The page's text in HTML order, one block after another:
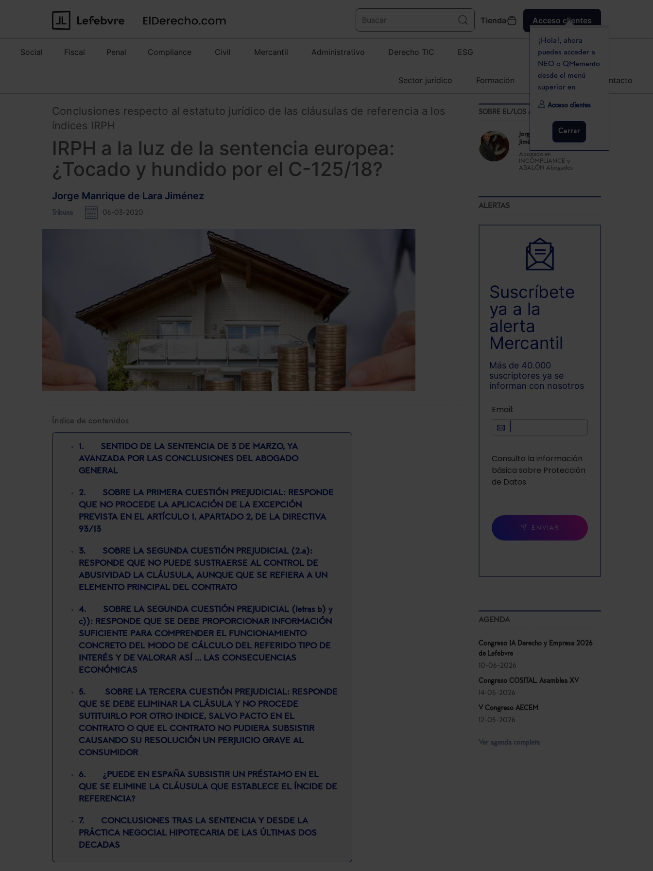
Tienda Acceso clientes
¡Hola!, ahora
puedes acceder a
NEO o QMemento
desde el menú
superior en
Acceso clientes
Cerrar
Social Fiscal Penal Compliance Civil Mercantil Administrativo Derecho TIC ESG
Sector jurídico Formación Agenda Contacto
Conclusiones respecto al estatuto jurídico de las cláusulas de referencia a los
índices IRPH
IRPH a la luz de la sentencia europea:
¿Tocado y hundido por el C-125/18?
Jorge Manrique de Lara Jiménez
Tribuna 06-03-2020
Índice de contenidos
1. SENTIDO DE LA SENTENCIA DE 3 DE MARZO, YA
AVANZADA POR LAS CONCLUSIONES DEL ABOGADO
GENERAL
2. SOBRE LA PRIMERA CUESTIÓN PREJUDICIAL: RESPONDE
QUE NO PROCEDE LA APLICACIÓN DE LA EXCEPCIÓN
PREVISTA EN EL ARTÍCULO 1, APARTADO 2, DE LA DIRECTIVA
93/13
3. SOBRE LA SEGUNDA CUESTIÓN PREJUDICIAL (2.a):
RESPONDE QUE NO PUEDE SUSTRAERSE AL CONTROL DE
ABUSIVIDAD LA CLÁUSULA, AUNQUE QUE SE REFIERA A UN
ELEMENTO PRINCIPAL DEL CONTRATO
4. SOBRE LA SEGUNDA CUESTIÓN PREJUDICIAL (letras b) y
c)): RESPONDE QUE SE DEBE PROPORCIONAR INFORMACIÓN
SUFICIENTE PARA COMPRENDER EL FUNCIONAMIENTO
CONCRETO DEL MODO DE CÁLCULO DEL REFERIDO TIPO DE
INTERÉS Y DE VALORAR ASÍ … LAS CONSECUENCIAS
ECONÓMICAS
5. SOBRE LA TERCERA CUESTIÓN PREJUDICIAL: RESPONDE
QUE SE DEBE ELIMINAR LA CLÁSULA Y NO PROCEDE
SUTITUIRLO POR OTRO INDICE, SALVO PACTO EN EL
CONTRATO O QUE EL CONTRATO NO PUDIERA SUBSISTIR
CAUSANDO SU RESOLUCIÓN UN PERJUICIO GRAVE AL
CONSUMIDOR
6. ¿PUEDE EN ESPAÑA SUBSISTIR UN PRÉSTAMO EN EL
QUE SE ELIMINE LA CLÁUSULA QUE ESTABLECE EL ÍNCIDE DE
REFERENCIA?
7. CONCLUSIONES TRAS LA SENTENCIA Y DESDE LA
PRÁCTICA NEGOCIAL HIPOTECARIA DE LAS ÚLTIMAS DOS
DECADAS
SOBRE EL/LOS AUTOR(ES)
Jorge Manrique de Lara
Jiménez
Abogado en
INCOMPLIANCE y
ABALÓN Abogados
ALERTAS
Suscríbete
ya a la
alerta
Mercantil
Más de 40.000
suscriptores ya se
informan con nosotros
Email:
Consulta la información
básica sobre Protección
de Datos
ENVIAR
AGENDA
Congreso IA Derecho y Empresa 2026
de Lefebvre
10-06-2026
Congreso COSITAL. Asamblea XV
14-05-2026
V Congreso AECEM
12-05-2026
Ver agenda completa